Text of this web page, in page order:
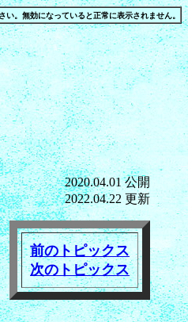
い。無効になっていると正常に表示されません。
2020.04.01 公開
2022.04.22 更新
前のトピックス
次のトピックス